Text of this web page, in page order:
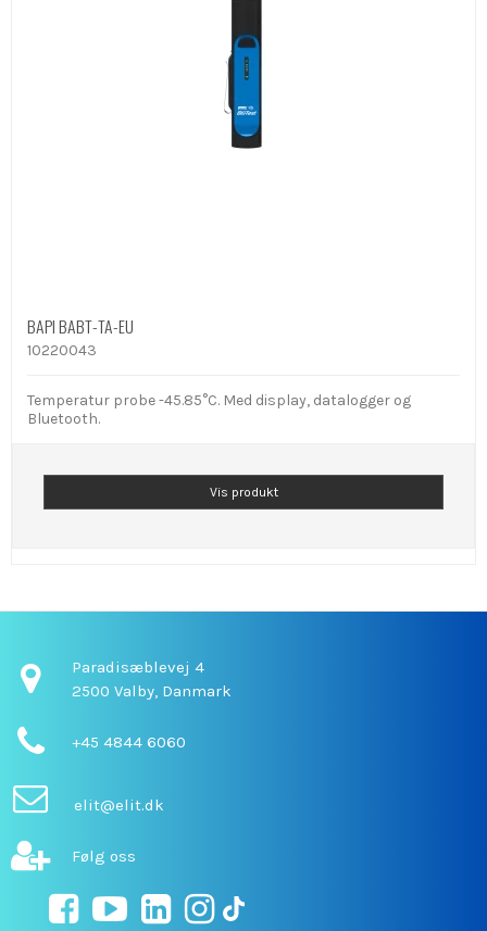
BAPI BABT-TA-EU
10220043
Temperatur probe -45.85°C. Med display, datalogger og
Bluetooth.
Vis produkt
Paradisæblevej 4
2500 Valby, Danmark
+45 4844 6060
elit@elit.dk
Følg oss